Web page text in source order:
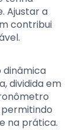
Ajustar a
contribui
dinâmica
dividida em
na prática.